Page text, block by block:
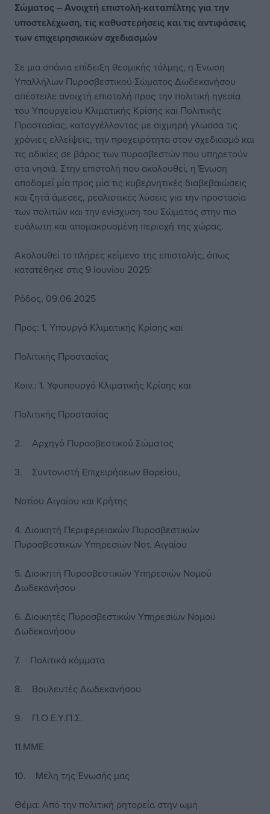
Σώματος – Ανοιχτή επιστολή-καταπέλτης για την
υποστελέχωση, τις καθυστερήσεις και τις αντιφάσεις
των επιχειρησιακών σχεδιασμών
Σε μια σπάνια επίδειξη θεσμικής τόλμης, η Ένωση
Υπαλλήλων Πυροσβεστικού Σώματος Δωδεκανήσου
απέστειλε ανοιχτή επιστολή προς την πολιτική ηγεσία
του Υπουργείου Κλιματικής Κρίσης και Πολιτικής
Προστασίας, καταγγέλλοντας με αιχμηρή γλώσσα τις
χρόνιες ελλείψεις, την προχειρότητα στον σχεδιασμό και
τις αδικίες σε βάρος των πυροσβεστών που υπηρετούν
στα νησιά. Στην επιστολή που ακολουθεί, η Ένωση
αποδομεί μία προς μία τις κυβερνητικές διαβεβαιώσεις
και ζητά άμεσες, ρεαλιστικές λύσεις για την προστασία
των πολιτών και την ενίσχυση του Σώματος στην πιο
ευάλωτη και απομακρυσμένη περιοχή της χώρας.
Ακολουθεί το πλήρες κείμενο της επιστολής, όπως
κατατέθηκε στις 9 Ιουνίου 2025:
Ρόδος, 09.06.2025
Προς: 1. Υπουργό Κλιματικής Κρίσης και
Πολιτικής Προστασίας
Κοιν.: 1. Υφυπουργό Κλιματικής Κρίσης και
Πολιτικής Προστασίας
2. Αρχηγό Πυροσβεστικού Σώματος
3. Συντονιστή Επιχειρήσεων Βορείου,
Νοτίου Αιγαίου και Κρήτης
4. Διοικητή Περιφερειακών Πυροσβεστικών
Πυροσβεστικών Υπηρεσιών Νοτ. Αιγαίου
5. Διοικητή Πυροσβεστικών Υπηρεσιών Νομού
Δωδεκανήσου
6. Διοικητές Πυροσβεστικών Υπηρεσιών Νομού
Δωδεκανήσου
7. Πολιτικά κόμματα
8. Βουλευτές Δωδεκανήσου
9. Π.Ο.Ε.Υ.Π.Σ.
11.ΜΜΕ
10. Μέλη της Ένωσής μας
Θέμα: Από την πολιτική ρητορεία στην ωμή